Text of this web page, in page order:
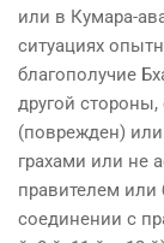
или в Кумaра-
ситуациях
благополучие
другой стороны,
(поврежден)
грахами или не
правителем или
соединении с